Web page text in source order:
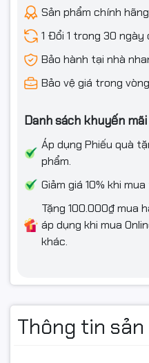
Sản phẩm chính
1 Đổi 1 trong 30 ngày
Bảo hành tại nhà
Bảo vệ giá trong
Danh sách khuyến mãi
Áp dụng Phiếu quà
phẩm.
Giảm giá 10% khi
Tặng 100.000₫ mua
áp dụng khi mua
khác.
Thông tin
Phím PN: Phím đa chức
Hệ điều hành tương thích:
Phụ kiện: Sách hướng dẫn sử
DPI: 800 / 1200 / 1600 / 2400
Số lượng nút: 6 nút
Trọng lượng: ~115 g
Tốc độ phản hồi: 125 Hz
Hệ điều hành tương thích: